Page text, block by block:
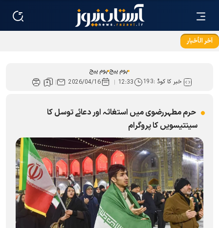
آخر الأخبار
ہوم پیج ہوم پیج
خبر کا کوڈ :193
12:33
2026/04/16
حرم مطہررضوی میں استغاثہ اور دعائے توسل کا
سینتیسویں کا پروگرام